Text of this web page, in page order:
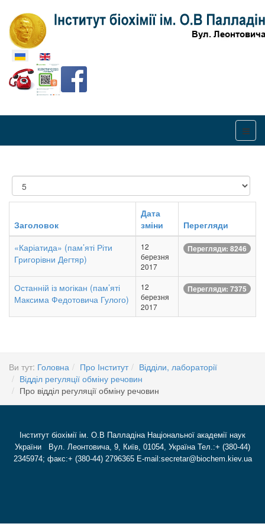
Оберіть свою мову
Показувати
Заголовок
Дата
зміни
Перегляди
«Каріатида» (пам’яті Ріти
Григорівни Дегтяр)
12
березня
2017
Перегляди: 8246
Останній із могікан (пам’яті
Максима Федотовича Гулого)
12
березня
2017
Перегляди: 7375
Ви тут: Головна Про Інститут
Відділи, лабораторії
Відділ регуляції обміну речовин
Про відділ регуляції обміну речовин
Інститут біохімії ім. О.В Палладіна Національної академії наук
України Вул. Леонтовича, 9, Київ, 01054, Україна Тел.:+ (380-44)
2345974; факс:+ (380-44) 2796365 E-mail:secretar@biochem.kiev.ua